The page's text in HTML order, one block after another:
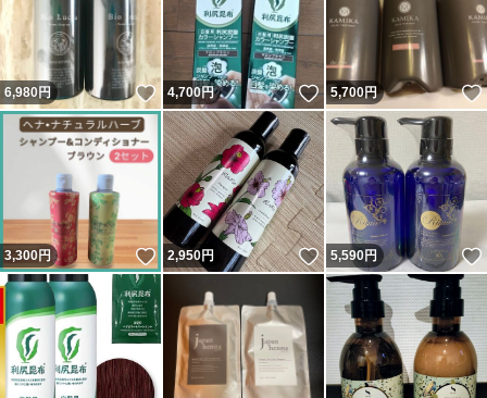
6,980円 いいね！
4,700円 いいね！
5,700円
3,300円 いいね！
2,950円 いいね！
5,590円